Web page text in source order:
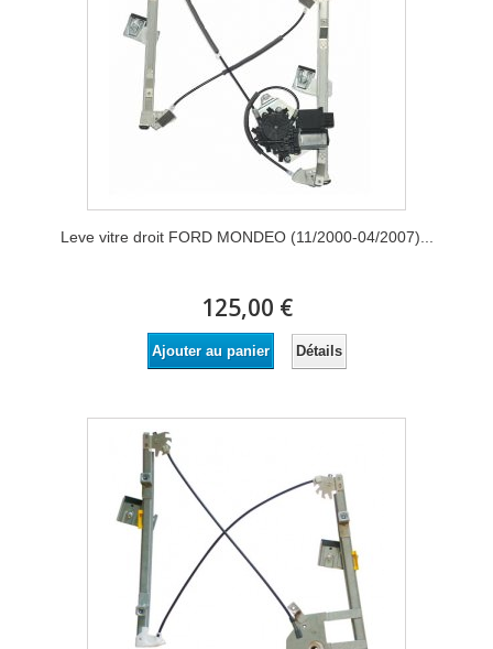
Leve vitre droit FORD MONDEO (11/2000-04/2007)...
125,00 €
Ajouter au panier Détails